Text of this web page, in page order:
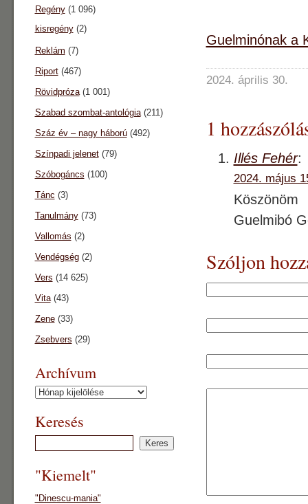
Guelminónak a
2024. április 30.
1
Illés Fehér:
2024. május
Guelmibó
Szóljon
Regény(1 096)
kisregény(2)
Reklám (7)
Riport(467)
Rövidpróza(1 001)
Szabad szombat-antológia(211)
Száz év – nagy háború(492)
Színpadi jelenet(79)
Szóbogáncs (100)
Tánc (3)
Tanulmány(73)
Vallomás (2)
Vendégség(2)
Vers (14 625)
Vita(43)
Zene(33)
Zsebvers (29)
Archívum
Archívum
Keresés
"Kiemelt"
"Dinescu-mania"